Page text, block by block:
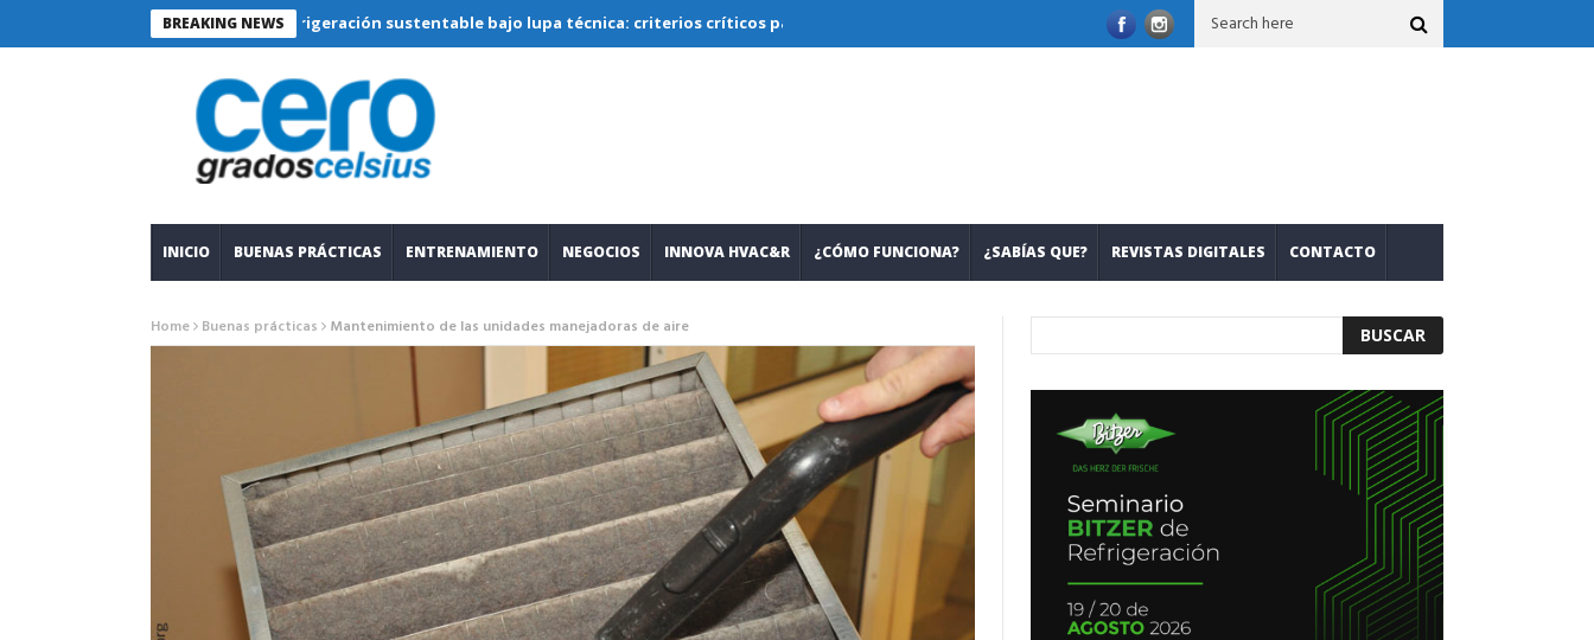
BREAKING NEWS
Refrigeración sustentable bajo lupa técnica: criterios críticos para diseñar, seleccionar y operar sistemas con nuevos refrigerantes Leslie Mariana Salcedo: romper
INICIO BUENAS PRÁCTICAS ENTRENAMIENTO NEGOCIOS INNOVA HVAC&R ¿CÓMO FUNCIONA? ¿SABÍAS QUE? REVISTAS DIGITALES CONTACTO
Home Buenas prácticas Mantenimiento de las unidades manejadoras de aire